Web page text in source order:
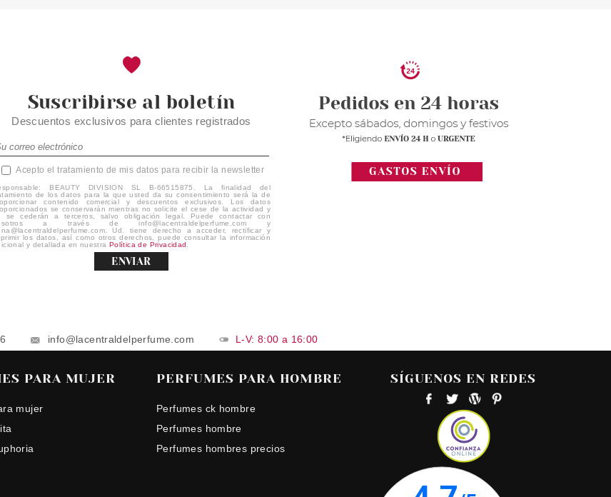
Suscribirse al boletín
Descuentos exclusivos para clientes registrados
Acepto el tratamiento de mis datos para recibir la newsletter
BEAUTY DIVISION SL B-66515875. La finalidad del
de los datos para la que usted da su consentimiento será la de
contenido comercial y descuentos exclusivos. Los datos
se conservarán mientras no solicite el cese de la actividad y
se cederán a terceros, salvo obligación legal. Puede contactar con
a través de info@lacentraldelperfume.com y
Ud. tiene derecho a acceder, rectificar y
los datos, así como otros derechos, puede consultar la información
y detallada en nuestra Política de Privacidad
ENVIAR
info@lacentraldelperfume.com L-V: 8:00 a 16:00
PARA MUJER
mujer
PERFUMES PARA HOMBRE
Perfumes ck hombre
Perfumes hombre
Perfumes hombres precios
SÍGUENOS EN REDES